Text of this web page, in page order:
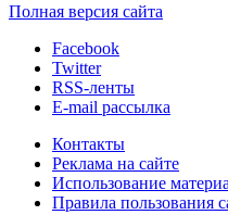
Полная версия сайта
Facebook
Twitter
RSS-ленты
E-mail рассылка
Контакты
Реклама на сайте
Использование
Правила пользования